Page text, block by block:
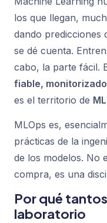
los que llegan,
dando predicciones
se dé cuenta.
cabo, la parte fácil.
fiable,
es el territorio de
MLOps es,
prácticas de la
de los modelos. No
compra, es una
Por qué
laboratorio